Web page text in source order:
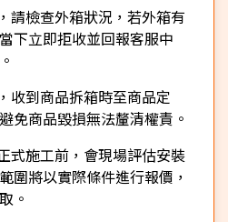
請檢查外箱狀況，若外箱有
下立即拒收並回報客服中
收到商品拆箱時至商品定
免商品毀損無法釐清權責。
式施工前，會現場評估安裝
圍將以實際條件進行報價，
。